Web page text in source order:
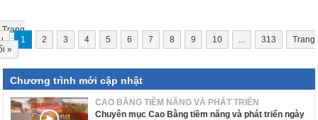
Trang
1 2 3 4 5 6 7 8 9 10 313
Trang
»
Chương trình mới cập nhật
CAO BẰNG TIỀM NĂNG VÀ PHÁT TRIỂN
Chuyên mục Cao Bằng tiềm năng và phát triển ngày